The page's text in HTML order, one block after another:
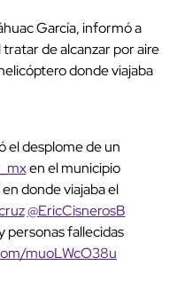
García, informó a
de alcanzar por aire
donde viajaba
el desplome de un
en el municipio
en donde viajaba el
@EricCisnerosB
personas fallecidas
muoLWcO38u